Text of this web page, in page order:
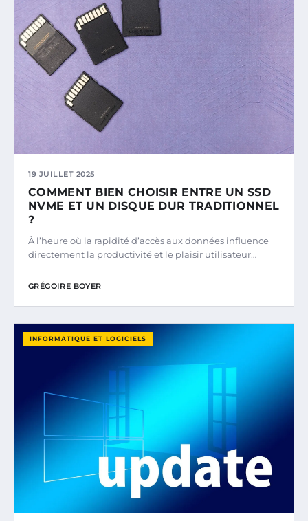
19 JUILLET 2025
COMMENT BIEN CHOISIR ENTRE UN SSD
NVME ET UN DISQUE DUR TRADITIONNEL
?
À l’heure où la rapidité d’accès aux données influence
directement la productivité et le plaisir utilisateur…
GRÉGOIRE BOYER
INFORMATIQUE ET LOGICIELS